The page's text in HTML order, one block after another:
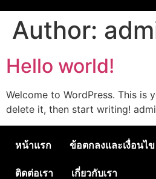
Author:
Hello world!
Welcome to WordPress. This is
delete it, then start writing!
หน้าแรก ข้อตกลงและเงื่อนไข
ติดต่อเรา เกี่ยวกับเรา